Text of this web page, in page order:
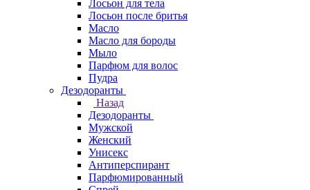
Лосьон для тела
Лосьон после бритья
Масло
Масло для бороды
Мыло
Парфюм для волос
Пудра
Дезодоранты
Назад
Дезодоранты
Мужской
Женский
Унисекс
Антиперспирант
Парфюмированный